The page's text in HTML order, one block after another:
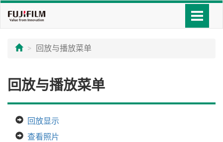
回放与播放菜单
回放与播放菜单
回放显示
查看照片